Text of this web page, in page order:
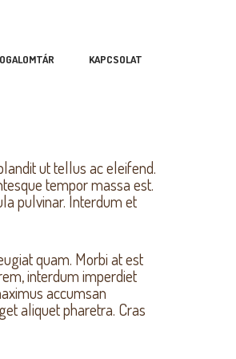
KAPCSOLAT
ut tellus ac eleifend.
tempor massa est.
pulvinar. Interdum et
quam. Morbi at est
interdum imperdiet
accumsan
aliquet pharetra. Cras